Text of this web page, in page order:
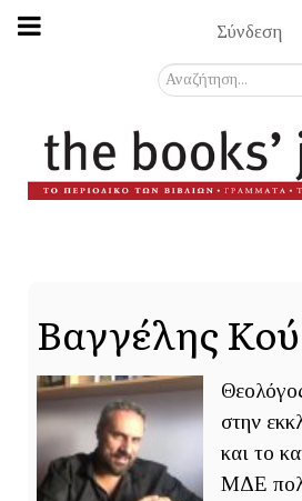
Σύνδεση
Αναζήτηση...
Βαγγέλης
στην
και το
ΜΔΕ